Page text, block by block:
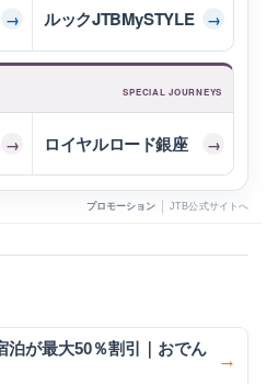
→ ルックJTBMySTYLE →
SPECIAL JOURNEYS
→ ロイヤルロード銀座 →
プロモーション JTB公式サイトへ
泊が最大50％割引｜おでん